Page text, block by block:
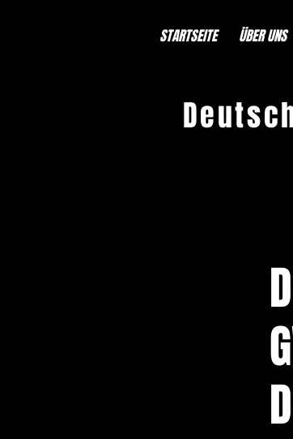
STARTSEITE ÜBER UNS